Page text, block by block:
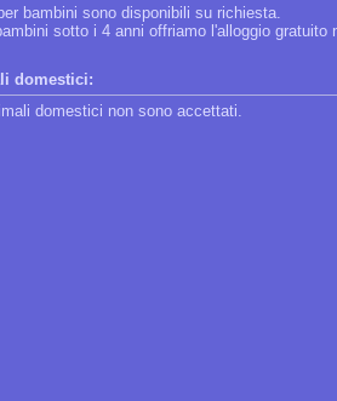
bambini sono disponibili su richiesta.
sotto i 4 anni offriamo l'alloggio gratuito
domestici:
domestici non sono accettati.